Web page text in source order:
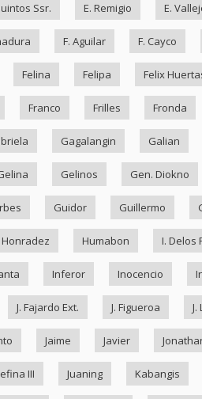
Ssr. E. Remigio E.
F. Aguilar F. Cayco
Felina Felipa Felix
Franco Frilles Fronda
Gagalangin Galian
Gelinos Gen. Diokno
Guidor Guillermo
Honradez Humabon I. Delos
Inferor Inocencio
J. Fajardo Ext. J. Figueroa J.
Jaime Javier
III Juaning Kabangis